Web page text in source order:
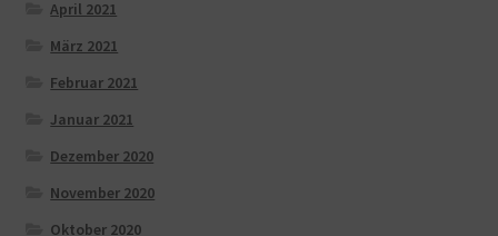
April 2021
März 2021
Februar 2021
Januar 2021
Dezember 2020
November 2020
Oktober 2020